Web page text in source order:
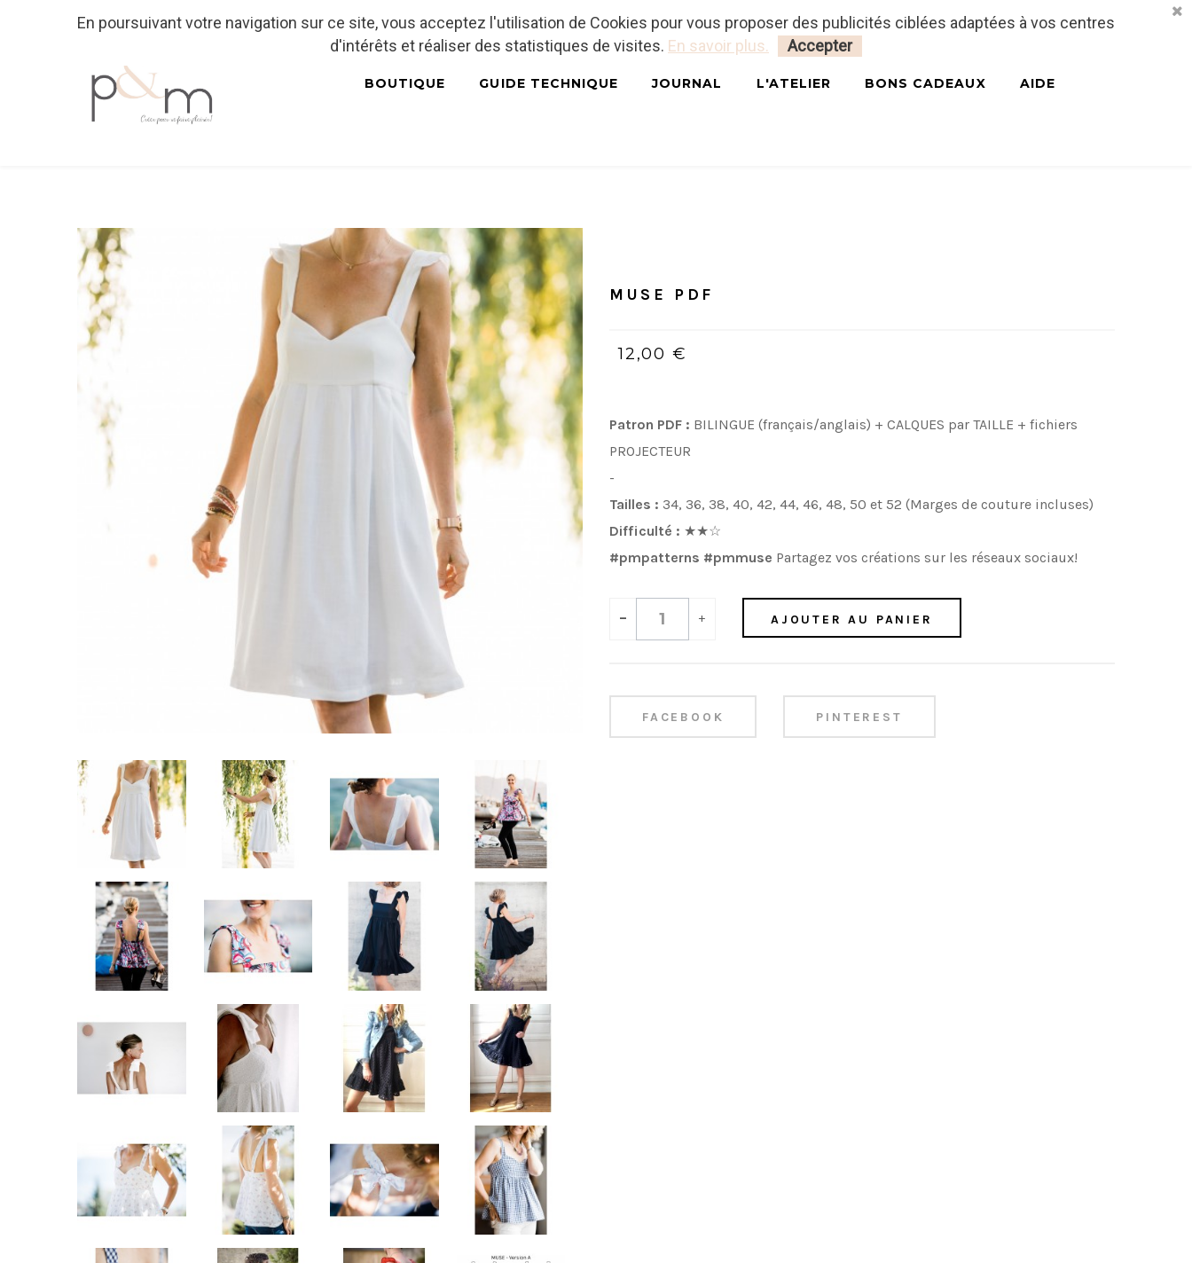
Euro | USD MON PANIER
CONNECTEZ-VOUS
BOUTIQUE GUIDE TECHNIQUE JOURNAL L'ATELIER BONS CADEAUX AIDE
MUSE PDF
12,00 €
Patron PDF : BILINGUE (français/anglais) + CALQUES par TAILLE + fichiers
PROJECTEUR
-
Tailles : 34, 36, 38, 40, 42, 44, 46, 48, 50 et 52 (Marges de couture incluses)
Difficulté : ★★☆
#pmpatterns #pmmuse Partagez vos créations sur les réseaux sociaux!
- + AJOUTER AU PANIER
FACEBOOK PINTEREST
En poursuivant votre navigation sur ce site, vous acceptez l'utilisation de Cookies pour vous proposer des publicités ciblées adaptées à vos centres
d'intérêts et réaliser des statistiques de visites. En savoir plus. Accepter